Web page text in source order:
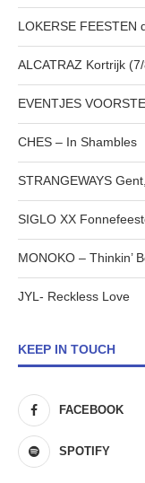
LOKERSE FEESTEN
ALCATRAZ Kortrijk
EVENTJES
CHES – In Shambles
STRANGEWAYS
SIGLO XX
MONOKO – Thinkin’
JYL- Reckless Love
KEEP IN TOUCH
FACEBOOK
SPOTIFY